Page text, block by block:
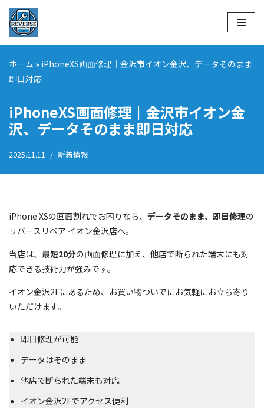
コ
ン
テ
ン
へ
ス
キ
ッ
ホーム » iPhoneXS画面修理｜金沢市イオン金沢、データそのまま
即日対応
iPhoneXS画面修理｜金沢市イオン金
沢、データそのまま即日対応
2025.11.11 新着情報
iPhone XSの画面割れでお困りなら、 データそのまま、即日修理の
リバースリペア イオン金沢店へ。
当店は、 最短20分の画面修理に加え、他店で断られた端末にも対
応できる技術力が強みです。
イオン金沢2Fにあるため、お買い物ついでにお気軽にお立ち寄り
いただけます。
即日修理が可能
データはそのまま
他店で断られた端末も対応
イオン金沢2Fでアクセス便利